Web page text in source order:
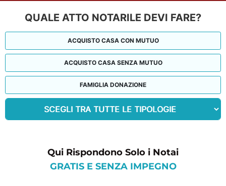
QUALE ATTO NOTARILE DEVI FARE?
ACQUISTO CASA CON MUTUO
ACQUISTO CASA SENZA MUTUO
FAMIGLIA DONAZIONE
Qui Rispondono Solo i Notai
GRATIS E SENZA IMPEGNO